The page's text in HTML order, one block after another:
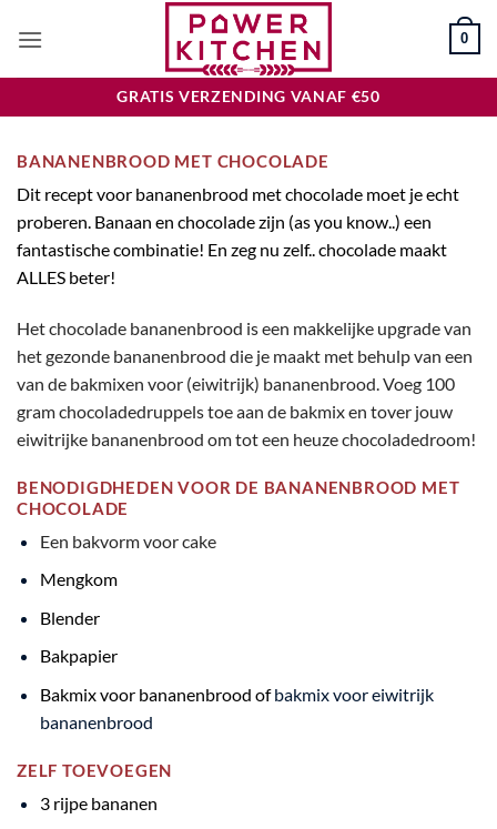
naar
0
GRATIS VERZENDING VANAF €50
BANANENBROOD MET CHOCOLADE
Dit recept voor bananenbrood met chocolade moet je echt
proberen. Banaan en chocolade zijn (as you know..) een
fantastische combinatie! En zeg nu zelf.. chocolade maakt
ALLES beter!
Het chocolade bananenbrood is een makkelijke upgrade van
het gezonde bananenbrood die je maakt met behulp van een
van de bakmixen voor (eiwitrijk) bananenbrood. Voeg 100
gram chocoladedruppels toe aan de bakmix en tover jouw
eiwitrijke bananenbrood om tot een heuze chocoladedroom!
BENODIGDHEDEN VOOR DE BANANENBROOD MET
CHOCOLADE
Een bakvorm voor cake
Mengkom
Blender
Bakpapier
Bakmix voor bananenbrood ofbakmix voor eiwitrijk
bananenbrood
ZELF TOEVOEGEN
3 rijpe bananen